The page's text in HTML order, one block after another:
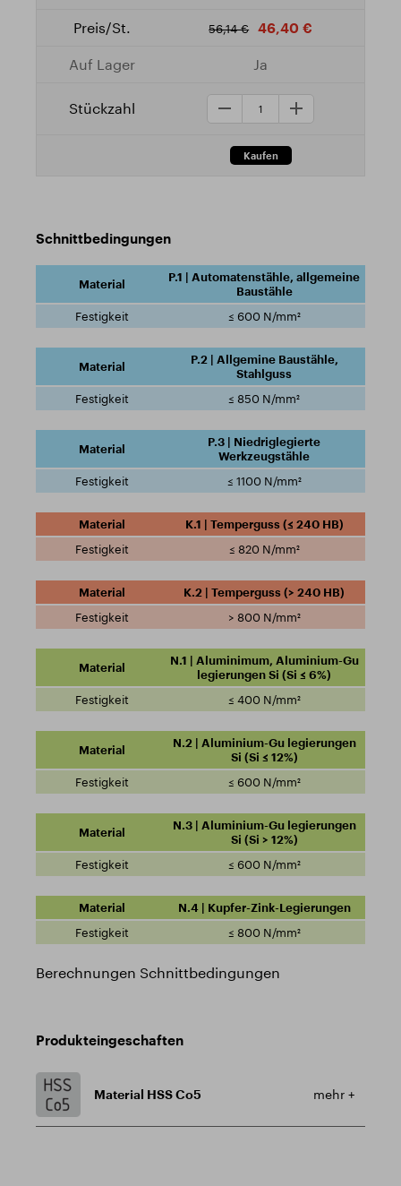
56,14 € 46,40 €
Ja
Schnittbedingungen
P.1 | Automatenstähle, allgemeine
Baustähle
≤ 600 N/mm²
P.2 | Allgemine Baustähle,
Stahlguss
≤ 850 N/mm²
P.3 | Niedriglegierte
Werkzeugstähle
≤ 1100 N/mm²
K.1 | Temperguss (≤ 240 HB)
≤ 820 N/mm²
K.2 | Temperguss (> 240 HB)
> 800 N/mm²
N.1 | Aluminimum, Aluminium-Gu
legierungen Si (Si ≤ 6%)
≤ 400 N/mm²
N.2 | Aluminium-Gu legierungen
Si (Si ≤ 12%)
≤ 600 N/mm²
N.3 | Aluminium-Gu legierungen
Si (Si > 12%)
≤ 600 N/mm²
N.4 | Kupfer-Zink-Legierungen
≤ 800 N/mm²
Berechnungen Schnittbedingungen
Produkteingeschaften
Material HSS Co5 mehr +